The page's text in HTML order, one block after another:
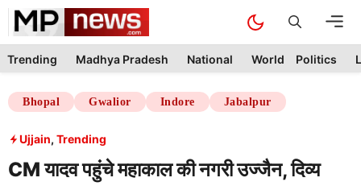
Skip
content
Trending Madhya Pradesh National World Politics
Bhopal Gwalior Indore Jabalpur
Ujjain, Trending
CM यादव पहुंचे महाकाल की नगरी उज्जैन, दिव्य